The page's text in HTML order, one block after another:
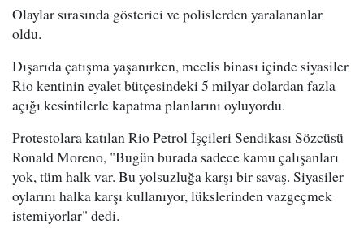
Olaylar sırasında gösterici ve polislerden yaralananlar
oldu.
Dışarıda çatışma yaşanırken, meclis binası içinde siyasiler
Rio kentinin eyalet bütçesindeki 5 milyar dolardan fazla
açığı kesintilerle kapatma planlarını oyluyordu.
Protestolara katılan Rio Petrol İşçileri Sendikası Sözcüsü
Ronald Moreno, "Bugün burada sadece kamu çalışanları
yok, tüm halk var. Bu yolsuzluğa karşı bir savaş. Siyasiler
oylarını halka karşı kullanıyor, lükslerinden vazgeçmek
istemiyorlar" dedi.